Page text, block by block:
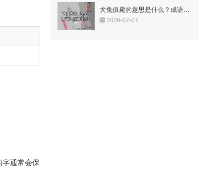
字通常会保
犬兔俱毙的意思是什么？成语故事告诉你答案！
2026-07-07